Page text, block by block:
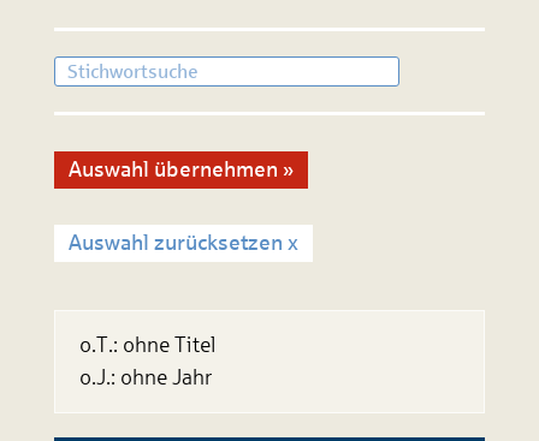
Auswahl zurücksetzen x
o.T.: ohne Titel
o.J.: ohne Jahr